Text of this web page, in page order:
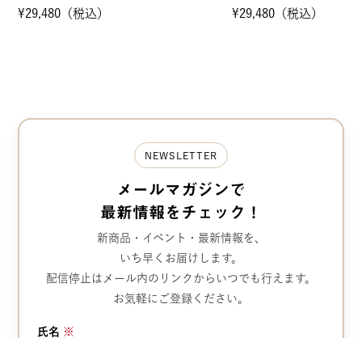
¥29,480（税込）
トセット G-EVO Plus
NEWSLETTER
メールマガジンで
最新情報をチェック！
新商品・イベント・最新情報を、
いち早くお届けします。
配信停止はメール内のリンクから いつでも行えます。
お気軽にご登録ください。
氏名 ※